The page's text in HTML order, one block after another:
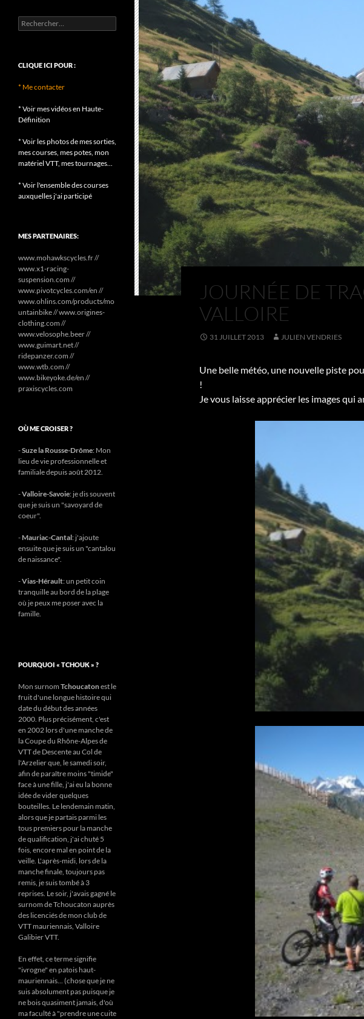
JOURNÉE DE
VALLOIRE
31 JUILLET 2013 JULIEN VENDRIES
Une belle météo, une nouvelle piste
!
Je vous laisse apprécier les images
Rechercher :
CLIQUE ICI POUR :
* Me contacter
* Voir mes vidéos en Haute-
Définition
* Voir les photos de mes sorties,
mes courses, mes potes, mon
matériel VTT, mes tournages...
* Voir l'ensemble des courses
auxquelles j'ai participé
MES PARTENAIRES:
www.mohawkscycles.fr //
www.x1-racing-
suspension.com //
www.pivotcycles.com/en //
www.ohlins.com/products/mo
untainbike // www.origines-
clothing.com //
www.velosophe.beer //
www.guimart.net //
ridepanzer.com //
www.wtb.com //
www.bikeyoke.de/en //
praxiscycles.com
OÙ ME CROISER ?
-Suze la Rousse-Drôme: Mon
lieu de vie professionnelle et
familiale depuis août 2012.
-Valloire-Savoie: je dis souvent
que je suis un "savoyard de
coeur".
- Mauriac-Cantal: j'ajoute
ensuite que je suis un "cantalou
de naissance".
-Vias-Hérault: un petit coin
tranquille au bord de la plage
où je peux me poser avec la
famille.
POURQUOI « TCHOUK » ?
Mon surnom Tchoucatonest le
fruit d'une longue histoire qui
date du début des années
2000. Plus précisément, c'est
en 2002 lors d'une manche de
la Coupe du Rhône-Alpes de
VTT de Descente au Col de
l'Arzelier que, le samedi soir,
afin de paraître moins "timide"
face à une fille, j'ai eu la bonne
idée de vider quelques
bouteilles. Le lendemain matin,
alors que je partais parmi les
tous premiers pour la manche
de qualification, j'ai chuté 5
fois, encore mal en point de la
veille. L'après-midi, lors de la
manche finale, toujours pas
remis, je suis tombé à 3
reprises. Le soir, j'avais gagné le
surnom de Tchoucaton auprès
des licenciés de mon club de
VTT mauriennais, Valloire
Galibier VTT.
En effet, ce terme signifie
"ivrogne" en patois haut-
mauriennais... (chose que je ne
suis absolument pas puisque je
ne bois quasiment jamais, d'où
ma faculté à "prendre une cuite